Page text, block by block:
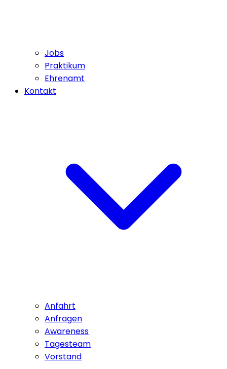
Jobs
Praktikum
Ehrenamt
Kontakt
Anfahrt
Anfragen
Awareness
Tagesteam
Vorstand